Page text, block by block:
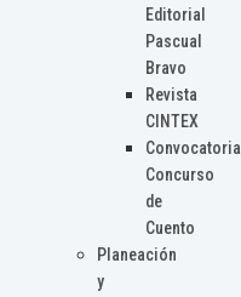
Editorial
Pascual
Bravo
Revista
CINTEX
Convocatoria
Concurso
de
Cuento
Planeación
y